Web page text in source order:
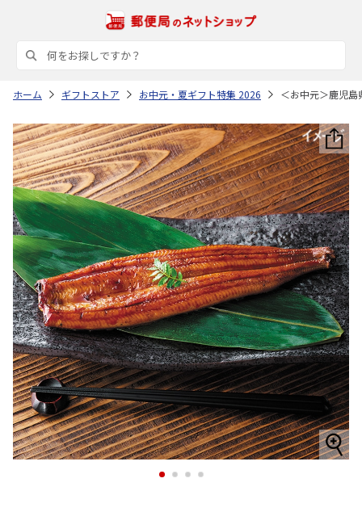
ホーム ギフトストア お中元・夏ギフト特集 2026 ＜お中元＞鹿児
1 2 3 4